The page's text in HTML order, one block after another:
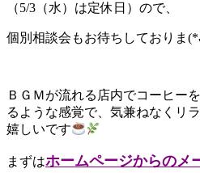
（5/3（水）は定休日）ので、
個別相談会もお待ちしておりま
ＢＧＭが流れる店内でコーヒー
るような感覚で、気兼ねなくリ
嬉しいです
まずはホームページからのメ